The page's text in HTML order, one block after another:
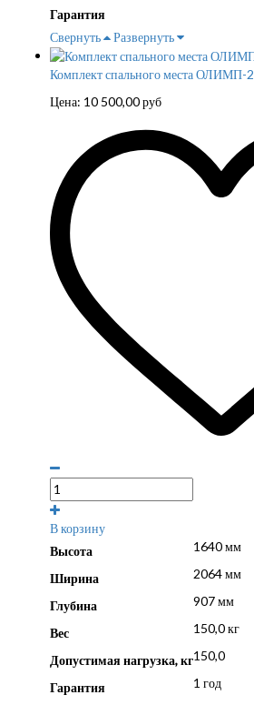
Гарантия
Свернуть
Развернуть
Комплект спального места ОЛИМП-2
Цена: 10 500,00руб
В корзину
Высота
1640 мм
Ширина 2064 мм
Глубина 907 мм
Вес 150,0 кг
Допустимая нагрузка, кг150,0
Гарантия
1 год